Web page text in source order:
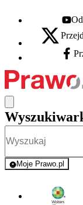
X - otwiera
Moje Prawo.pl
- rejestracja i